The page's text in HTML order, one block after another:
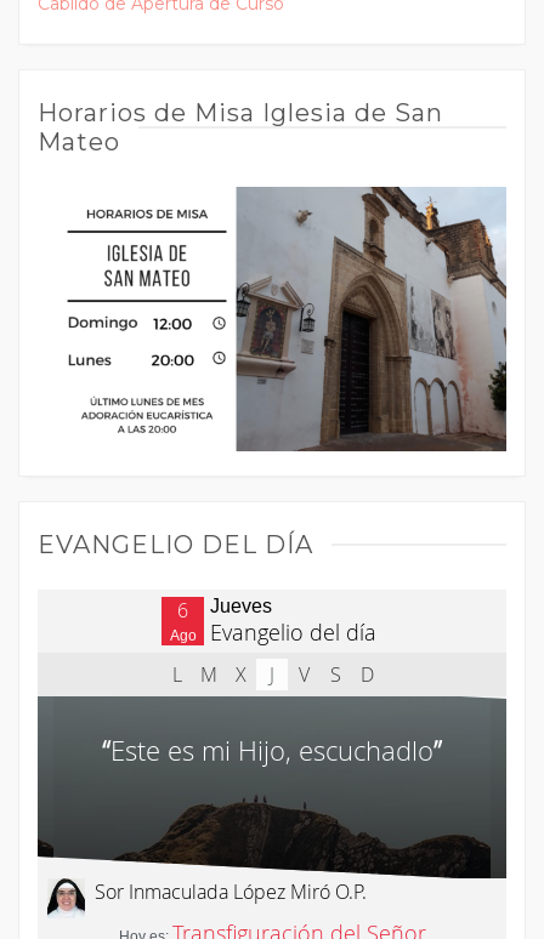
Horarios de Misa Iglesia de San
Mateo
EVANGELIO DEL DÍA